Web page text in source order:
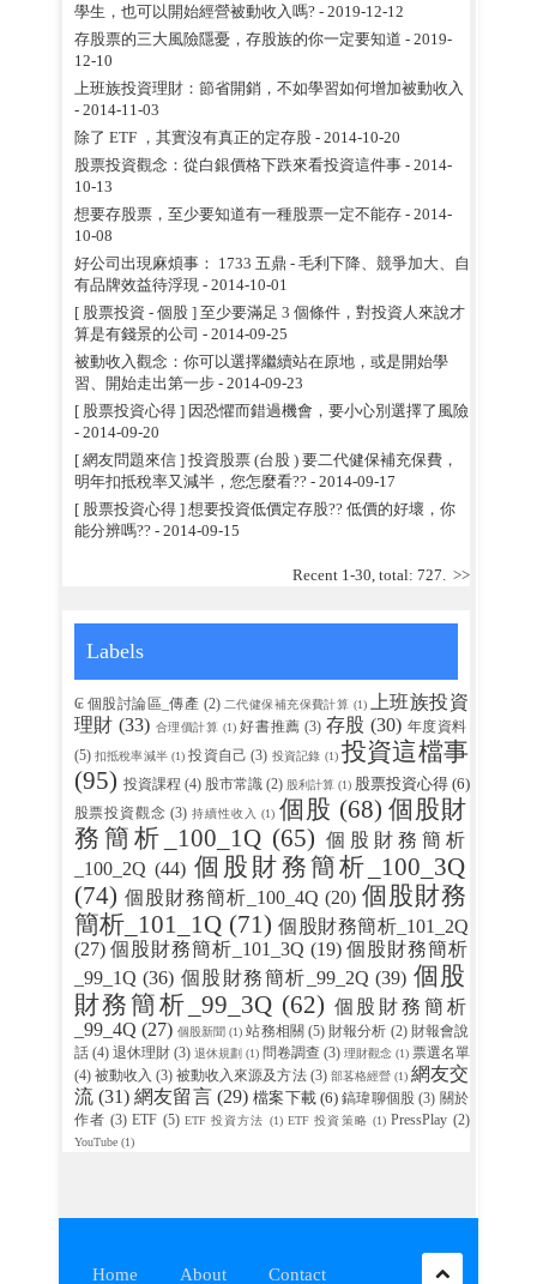
學生，也可以開始經營被動收入嗎?- 2019-12-12
存股票的三大風險隱憂，存股族的你一定要知道 - 2019-
12-10
上班族投資理財：節省開銷，不如學習如何增加被動收入
- 2014-11-03
除了 ETF ，其實沒有真正的定存股- 2014-10-20
股票投資觀念：從白銀價格下跌來看投資這件事- 2014-
10-13
想要存股票，至少要知道有一種股票一定不能存 - 2014-
10-08
好公司出現麻煩事： 1733 五鼎 - 毛利下降、競爭加大、自
有品牌效益待浮現 - 2014-10-01
[ 股票投資 - 個股 ] 至少要滿足 3 個條件，對投資人來說才
算是有錢景的公司 - 2014-09-25
被動收入觀念：你可以選擇繼續站在原地，或是開始學
習、開始走出第一步 - 2014-09-23
[ 股票投資心得 ] 因恐懼而錯過機會，要小心別選擇了風險
- 2014-09-20
[ 網友問題來信 ] 投資股票 (台股 ) 要二代健保補充保費，
明年扣抵稅率又減半，您怎麼看??- 2014-09-17
[ 股票投資心得 ] 想要投資低價定存股?? 低價的好壞，你
能分辨嗎??- 2014-09-15
Recent 1-30, total: 727. >>
Labels
₢ 個股討論區_傳產 (2) 二代健保補充保費計算 (1)
上班族投資
理財 (33) 合理價計算 (1) 好書推薦 (3) 存股 (30) 年度資料
(5) 扣抵稅率減半 (1) 投資自己 (3) 投資記錄 (1) 投資這檔事
(95) 投資課程 (4) 股市常識 (2) 股利計算 (1) 股票投資心得 (6)
股票投資觀念 (3) 持續性收入 (1) 個股 (68) 個股財
務簡析_100_1Q (65) 個股財務簡析
_100_2Q (44) 個股財務簡析_100_3Q
(74) 個股財務簡析_100_4Q (20) 個股財務
簡析_101_1Q (71) 個股財務簡析_101_2Q
(27) 個股財務簡析_101_3Q (19) 個股財務簡析
_99_1Q (36) 個股財務簡析_99_2Q (39) 個股
財務簡析_99_3Q (62) 個股財務簡析
_99_4Q (27) 個股新聞 (1) 站務相關 (5) 財報分析 (2) 財報會說
話 (4) 退休理財 (3) 退休規劃 (1) 問卷調查 (3) 理財觀念 (1) 票選名單
(4) 被動收入 (3) 被動收入來源及方法 (3) 部茖格經營 (1) 網友交
流 (31) 網友留言 (29) 檔案下載 (6) 鎬瑋聊個股 (3) 關於
作者 (3) ETF (5) ETF 投資方法 (1) ETF 投資策略 (1) PressPlay (2)
YouTube (1)
Home About Contact